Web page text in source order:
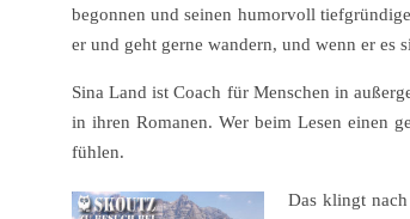
begonnen und seinen humorvoll
er und geht gerne wandern, und wenn er es
Sina Land ist Coach für Menschen in
in ihren Romanen. Wer beim Lesen einen
fühlen.
Das klingt nach